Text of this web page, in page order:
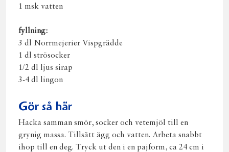
1 msk vatten
fyllning:
3 dl Norrmejerier Vispgrädde
1 dl strösocker
1/2 dl ljus sirap
3-4 dl lingon
Gör så här
Hacka samman smör, socker och vetemjöl till en
grynig massa. Tillsätt ägg och vatten. Arbeta snabbt
ihop till en deg. Tryck ut den i en pajform, ca 24 cm i